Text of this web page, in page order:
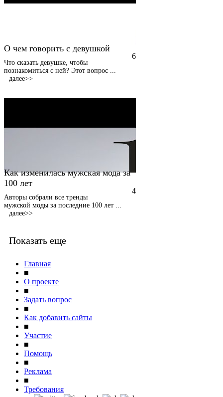
О чем говорить с девушкой
6
Что сказать девушке, чтобы
познакомиться с ней? Этот вопрос
далее>>
Как изменилась мужская мода за
100 лет
4
Авторы собрали все тренды
мужской моды за последние 100 лет
далее>>
Показать еще
Главная
■
О проекте
■
Задать вопрос
■
Как добавить сайты
■
Участие
■
Помощь
■
Реклама
■
Требования